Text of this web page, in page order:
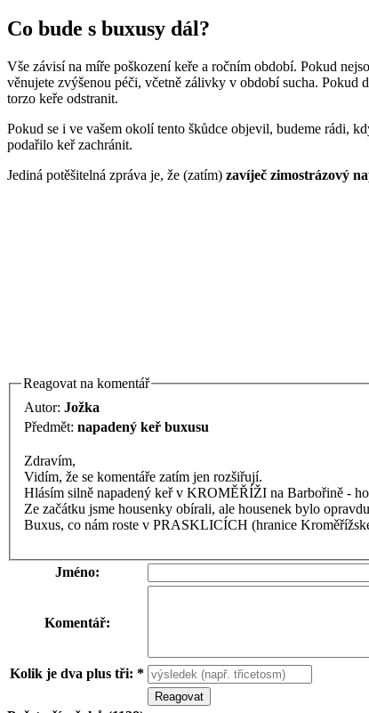
Co bude s buxusy dál?
Vše závisí na míře poškození keře a ročním období. Pokud
věnujete zvýšenou péči, včetně zálivky v období sucha. Pokud
torzo keře odstranit.
Pokud se i ve vašem okolí tento škůdce objevil, budeme rádi,
podařilo keř zachránit.
Jediná potěšitelná zpráva je, že (zatím) zavíječ zimostrázový
Reagovat na komentář
Autor: Jožka
Předmět: napadený keř buxusu
Zdravím,
Vidím, že se komentáře zatím jen rozšiřují.
Hlásím silně napadený keř v KROMĚŘÍŽI na Barbořině -
Ze začátku jsme housenky obírali, ale housenek bylo
Buxus, co nám roste v PRASKLICÍCH (hranice
Jméno:
Komentář:
Kolik je dva plus tři: *